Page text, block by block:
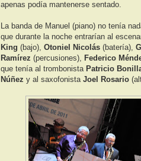
apenas podía mantenerse sentado.
La banda de Manuel (piano) no tenía
que durante la noche entrarían al
King (bajo), Otoniel Nicolás (batería),
Ramírez (percusiones), Federico
que tenía al trombonista Patricio
Núñez y al saxofonista Joel Rosario